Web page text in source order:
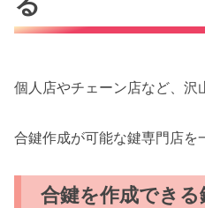
個人店やチェーン店など、沢
合鍵作成が可能な鍵専門店を
合鍵を作成でき